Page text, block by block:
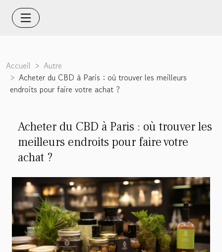
Accueil
Autre
Acheter du CBD à Paris : où trouver les meilleurs
endroits pour faire votre achat ?
Acheter du CBD à Paris : où trouver les
meilleurs endroits pour faire votre
achat ?